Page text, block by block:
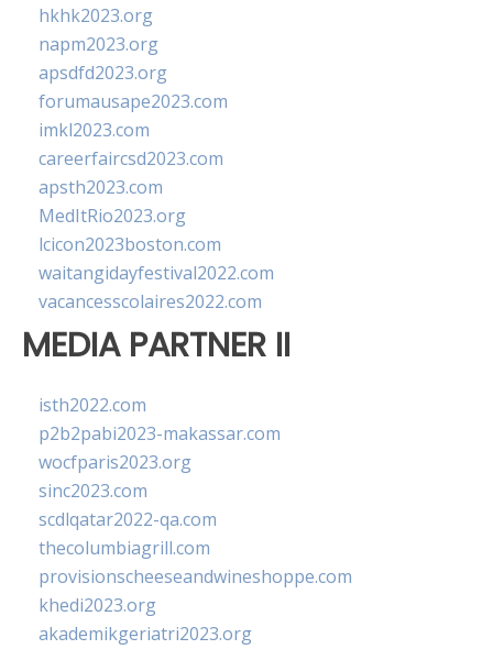
hkhk2023.org
napm2023.org
apsdfd2023.org
forumausape2023.com
imkl2023.com
careerfaircsd2023.com
apsth2023.com
MedItRio2023.org
lcicon2023boston.com
waitangidayfestival2022.com
vacancesscolaires2022.com
MEDIA PARTNER II
isth2022.com
p2b2pabi2023-makassar.com
wocfparis2023.org
sinc2023.com
scdlqatar2022-qa.com
thecolumbiagrill.com
provisionscheeseandwineshoppe.com
khedi2023.org
akademikgeriatri2023.org